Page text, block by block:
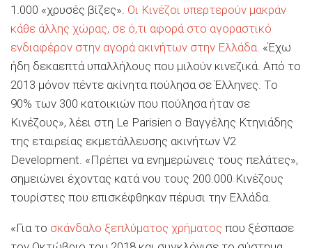
1.000 «χρυσές βίζες». Οι Κινέζοι υπερτερούν μακράν
κάθε άλλης χώρας, σε ό,τι αφορά στο αγοραστικό
ενδιαφέρον στην αγορά ακινήτων στην Ελλάδα. «Έχω
ήδη δεκαεπτά υπαλλήλους που μιλούν κινεζικά. Από το
2013 μόνον πέντε ακίνητα πούλησα σε Έλληνες. Το
90% των 300 κατοικιών που πούλησα ήταν σε
Κινέζους», λέει στη Le Parisien ο Βαγγέλης Κτηνιάδης
της εταιρείας εκμετάλλευσης ακινήτων V2
Development. «Πρέπει να ενημερώνεις τους πελάτες»,
σημειώνει έχοντας κατά νου τους 200.000 Κινέζους
τουρίστες που επισκέφθηκαν πέρυσι την Ελλάδα.
«Για το σκάνδαλο ξεπλύματος χρήματος που ξέσπασε